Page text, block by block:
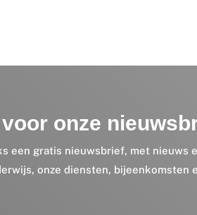
onze
een gratis nieuwsbrief, met nieuws
onze diensten, bijeenkomsten